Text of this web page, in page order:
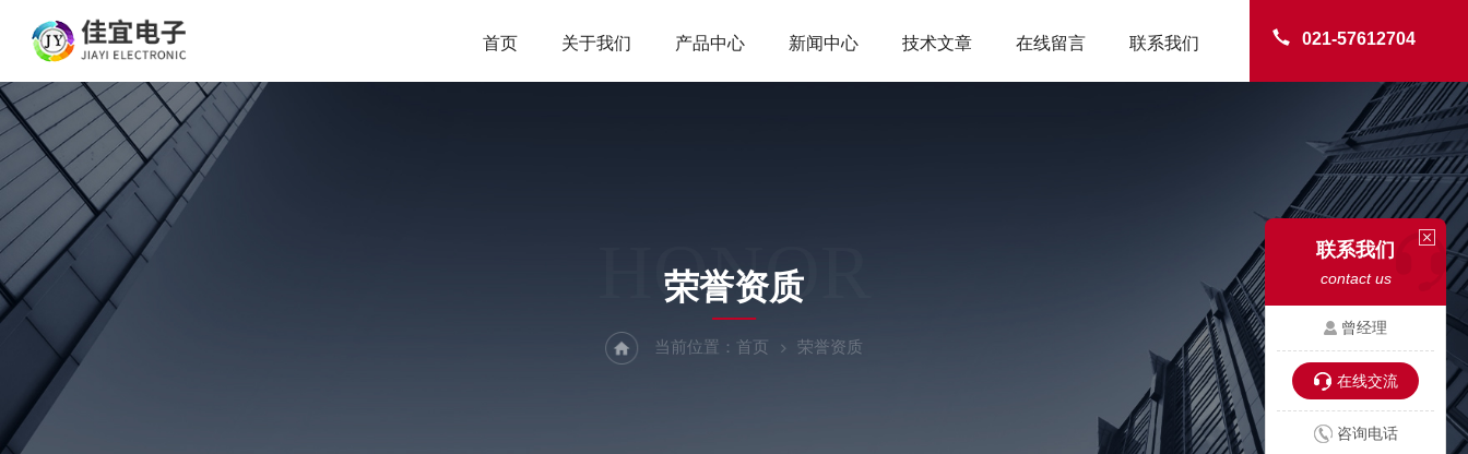
021-57612704
首页 关于我们 产品中心 新闻中心 技术文章 在线留言 联系我们
HONOR
荣誉资质
当前位置： 首页 荣誉资质
联系我们
contact us
曾经理
在线交流
咨询电话